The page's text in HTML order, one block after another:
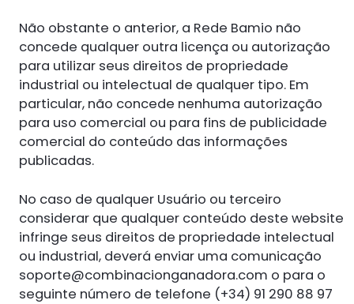
Não obstante o anterior, a Rede Bamio não
concede qualquer outra licença ou autorização
para utilizar seus direitos de propriedade
industrial ou intelectual de qualquer tipo. Em
particular, não concede nenhuma autorização
para uso comercial ou para fins de publicidade
comercial do conteúdo das informações
publicadas.
No caso de qualquer Usuário ou terceiro
considerar que qualquer conteúdo deste website
infringe seus direitos de propriedade intelectual
ou industrial, deverá enviar uma comunicação
soporte@combinacionganadora.com o para o
seguinte número de telefone (+34) 91 290 88 97